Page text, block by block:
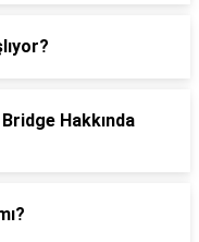
Hakkında